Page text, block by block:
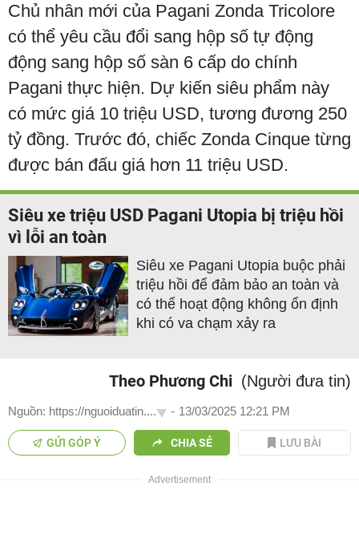
Chủ nhân mới của Pagani Zonda Tricolore
có thể yêu cầu đổi sang hộp số tự động
động sang hộp số sàn 6 cấp do chính
Pagani thực hiện. Dự kiến siêu phẩm này
có mức giá 10 triệu USD, tương đương 250
tỷ đồng. Trước đó, chiếc Zonda Cinque từng
được bán đấu giá hơn 11 triệu USD.
Siêu xe triệu USD Pagani Utopia bị triệu hồi
vì lỗi an toàn
Siêu xe Pagani Utopia buộc phải
triệu hồi để đảm bảo an toàn và
có thể hoạt động không ổn định
khi có va chạm xảy ra
Theo Phương Chi (Người đưa tin)
Nguồn: https://nguoiduatin.... - 13/03/2025 12:21 PM
GỬI GÓP Ý CHIA SẺ LƯU BÀI